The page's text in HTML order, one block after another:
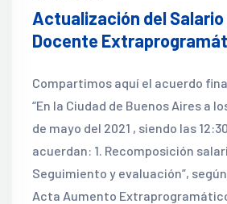
Actualización del Salario
Docente
Compartimos aquí el acuerdo
“En la Ciudad de Buenos Aires a
de mayo del 2021 , siendo las
acuerdan: 1. Recomposición
Seguimiento y evaluación”,
Acta Aumento